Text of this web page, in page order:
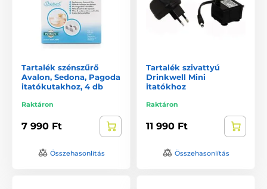
Tartalék szénszűrő
Avalon, Sedona, Pagoda
itatókutakhoz, 4 db
Raktáron
7 990 Ft
Összehasonlítás
Tartalék szivattyú
Drinkwell Mini
itatókhoz
Raktáron
11 990 Ft
Összehasonlítás